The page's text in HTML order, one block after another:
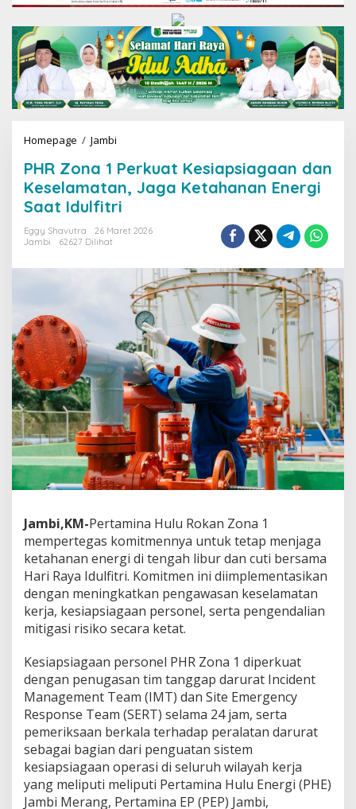
Homepage / Jambi
R
Z
o
n
a
e
t
K
e
s
p
s
i
a
g
n
d
a
n
K
e
s
e
m
a
t
a
n
,
J
a
g
a
PHR Zona 1 Perkuat Kesiapsiagaan dan
Keselamatan, Jaga Ketahanan Energi
Saat Idulfitri
Eggy Shavutra
26 Maret 2026
Jambi
62627 Dilihat
Jambi,KM-Pertamina Hulu Rokan Zona 1
mempertegas komitmennya untuk tetap menjaga
ketahanan energi di tengah libur dan cuti bersama
Hari Raya Idulfitri. Komitmen ini diimplementasikan
dengan meningkatkan pengawasan keselamatan
kerja, kesiapsiagaan personel, serta pengendalian
mitigasi risiko secara ketat.
Kesiapsiagaan personel PHR Zona 1 diperkuat
dengan penugasan tim tanggap darurat Incident
Management Team (IMT) dan Site Emergency
Response Team (SERT) selama 24 jam, serta
pemeriksaan berkala terhadap peralatan darurat
sebagai bagian dari penguatan sistem
kesiapsiagaan operasi di seluruh wilayah kerja
yang meliputi meliputi Pertamina Hulu Energi (PHE)
Jambi Merang, Pertamina EP (PEP) Jambi,